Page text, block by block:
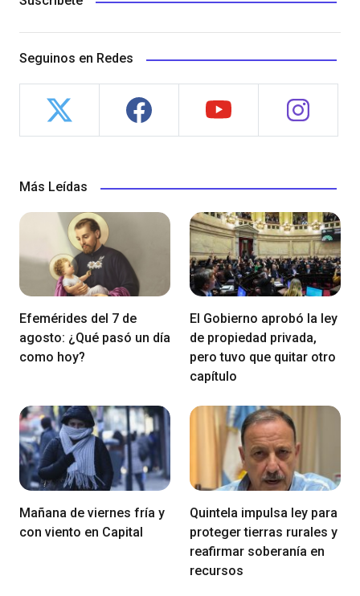
Seguinos en Redes
Más Leídas
Efemérides del 7 de
agosto: ¿Qué pasó un día
como hoy?
El Gobierno aprobó la ley
de propiedad privada,
pero tuvo que quitar otro
capítulo
Mañana de viernes fría y
con viento en Capital
Quintela impulsa ley para
proteger tierras rurales y
reafirmar soberanía en
recursos